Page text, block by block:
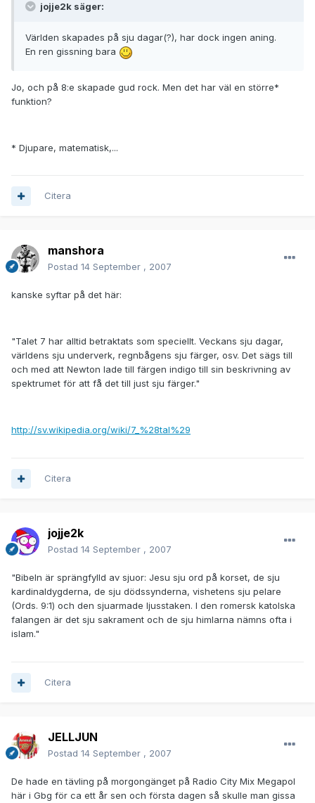
jojje2k säger:
Världen skapades på sju dagar(?), har dock ingen aning.
En ren gissning bara
Jo, och på 8:e skapade gud rock. Men det har väl en större*
funktion?
* Djupare, matematisk,...
Citera
manshora
Postad 14 September , 2007
kanske syftar på det här:
"Talet 7 har alltid betraktats som speciellt. Veckans sju dagar,
världens sju underverk, regnbågens sju färger, osv. Det sägs till
och med att Newton lade till färgen indigo till sin beskrivning av
spektrumet för att få det till just sju färger."
http://sv.wikipedia.org/wiki/7_%28tal%29
Citera
jojje2k
Postad 14 September , 2007
"Bibeln är sprängfylld av sjuor: Jesu sju ord på korset, de sju
kardinaldygderna, de sju dödssynderna, vishetens sju pelare
(Ords. 9:1) och den sjuarmade ljusstaken. I den romersk katolska
falangen är det sju sakrament och de sju himlarna nämns ofta i
islam."
Citera
JELLJUN
Postad 14 September , 2007
De hade en tävling på morgongänget på Radio City Mix Megapol
här i Gbg för ca ett år sen och första dagen så skulle man gissa